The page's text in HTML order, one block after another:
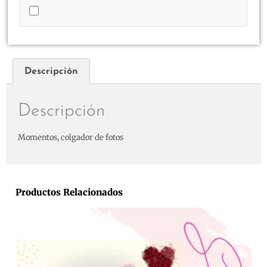
Descripción
Descripción
Momentos, colgador de fotos
Productos Relacionados